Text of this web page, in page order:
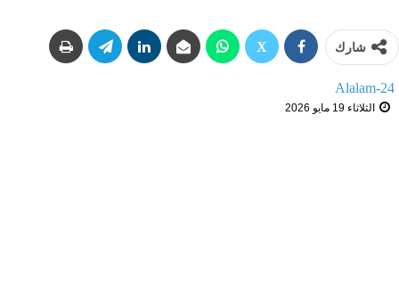
شارك
Alalam-24
الثلاثاء 19 مايو 2026